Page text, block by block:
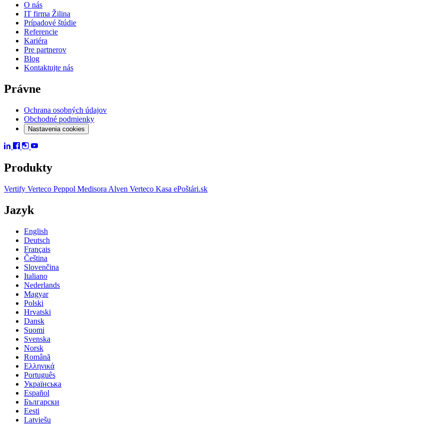
O nás
IT firma Žilina
Prípadové štúdie
Referencie
Kariéra
Pre partnerov
Blog
Kontaktujte nás
Právne
Ochrana osobných údajov
Obchodné podmienky
Nastavenia cookies
Produkty
Vertify Verteco Peppol Medisora Alven Verteco Kasa ePoštári.sk
Jazyk
English
Deutsch
Français
Čeština
Slovenčina
Italiano
Nederlands
Magyar
Polski
Hrvatski
Dansk
Suomi
Svenska
Norsk
Română
Ελληνικά
Português
Українська
Español
Български
Eesti
Latviešu